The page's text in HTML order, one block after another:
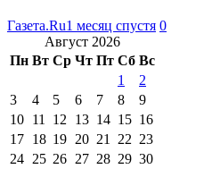
Газета.Ru1 месяц спустя 0
Август 2026
Пн Вт Ср Чт Пт Сб Вс
1
2
3
4 5 6 7 8
9
10 11 12 13 14 15 16
17 18 19 20 21 22 23
24 25 26 27 28 29 30